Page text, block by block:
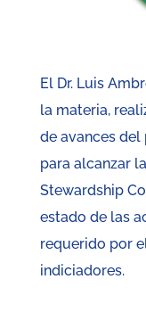
El Dr. Luis
la materia,
de avances
para alcanzar
Stewardship
estado de las
requerido por
indiciadores.